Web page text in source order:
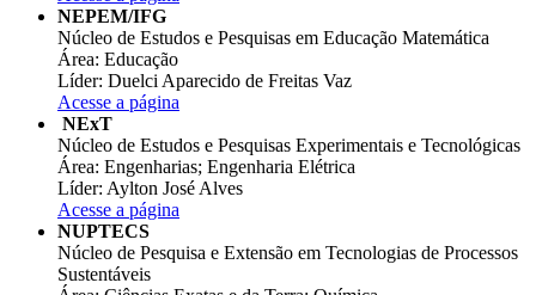
NEPEM/IFG
Núcleo de Estudos e Pesquisas em Educação Matemática
Área: Educação
Líder: Duelci Aparecido de Freitas Vaz
Acesse a página
NExT
Núcleo de Estudos e Pesquisas Experimentais e Tecnológicas
Área: Engenharias; Engenharia Elétrica
Líder: Aylton José Alves
Acesse a página
NUPTECS
Núcleo de Pesquisa e Extensão em Tecnologias de Processos
Sustentáveis